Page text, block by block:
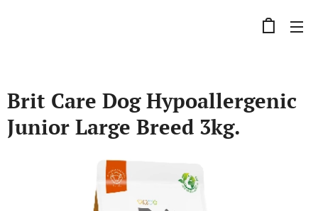
Brit Care Dog Hypoallergenic
Junior Large Breed 3kg.